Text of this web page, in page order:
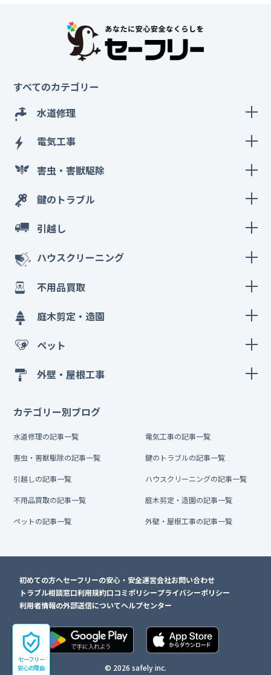
セーフリー
安心の理由
すべてのカテゴリー
水道修理
電気工事
害虫・害獣駆除
鍵のトラブル
引越し
ハウスクリーニング
不用品買取
庭木剪定・造園
ペット
外壁・屋根工事
カテゴリー別ブログ
水道修理の記事一覧 電気工事の記事一覧
害虫・害獣駆除の記事一覧 鍵のトラブルの記事一覧
引越しの記事一覧 ハウスクリーニングの記事一覧
不用品買取の記事一覧 庭木剪定・造園の記事一覧
ペットの記事一覧 外壁・屋根工事の記事一覧
初めての方へセーフリーの安心・安全運営会社お問い合わせ
トラブル相談窓口利用規約口コミポリシープライバシーポリシー
利用者情報の外部送信についてヘルプセンター
© 2026 safely inc.